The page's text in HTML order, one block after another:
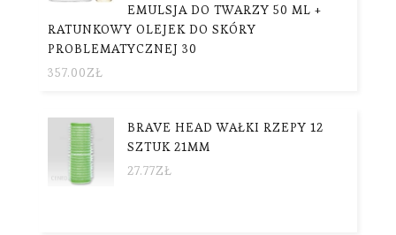
EMULSJA DO TWARZY 50 ML +
RATUNKOWY OLEJEK DO SKÓRY
PROBLEMATYCZNEJ 30
357.00ZŁ
BRAVE HEAD WAŁKI RZEPY 12
SZTUK 21MM
27.77ZŁ